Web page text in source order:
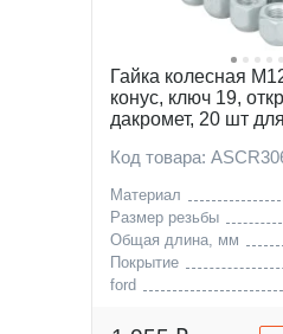
Гайка колесная
конус, ключ 19,
дакромет, 20 шт
Код товара:
Материал
Размер резьбы
Общая длина, мм
Покрытие
ford